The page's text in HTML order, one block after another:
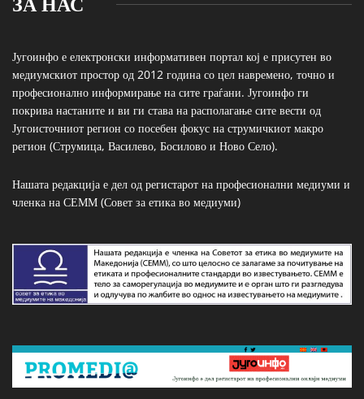
Југоинфо е електронски информативен портал кој е присутен во
медиумскиот простор од 2012 година со цел навремено, точно и
професионално информирање на сите граѓани. Југоинфо ги
покрива настаните и ви ги става на располагање сите вести од
Југоисточниот регион со посебен фокус на струмичкиот макро
регион (Струмица, Василево, Босилово и Ново Село).
Нашата редакција е дел од регистарот на професионални медиуми и
членка на СЕММ (Совет за етика во медиуми)